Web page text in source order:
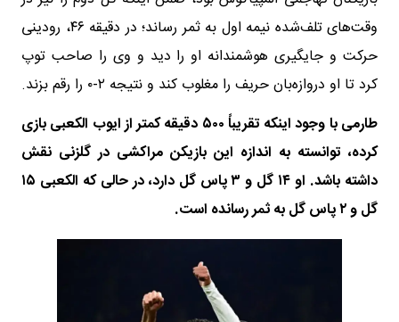
وقت‌های تلف‌شده نیمه اول به ثمر رساند؛ در دقیقه ۴۶، رودینی
حرکت و جایگیری هوشمندانه او را دید و وی را صاحب توپ
کرد تا او دروازه‌بان حریف را مغلوب کند و نتیجه ۲-۰ را رقم بزند.
طارمی با وجود اینکه تقریباً ۵۰۰ دقیقه کمتر از ایوب الکعبی بازی
کرده، توانسته به اندازه این بازیکن مراکشی در گلزنی نقش
داشته باشد. او ۱۴ گل و ۳ پاس گل دارد، در حالی که الکعبی ۱۵
گل و ۲ پاس گل به ثمر رسانده است.